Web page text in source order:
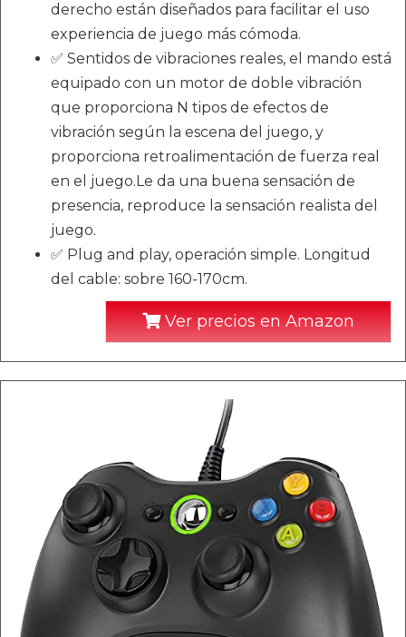
derecho están diseñados para facilitar el uso
experiencia de juego más cómoda.
✅ Sentidos de vibraciones reales, el mando está
equipado con un motor de doble vibración
que proporciona N tipos de efectos de
vibración según la escena del juego, y
proporciona retroalimentación de fuerza real
en el juego.Le da una buena sensación de
presencia, reproduce la sensación realista del
juego.
✅ Plug and play, operación simple. Longitud
del cable: sobre 160-170cm.
Ver precios en Amazon